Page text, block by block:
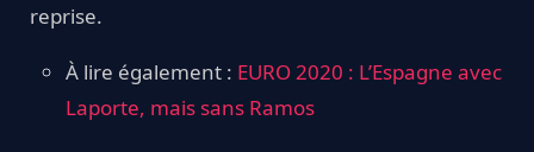
reprise.
À lire également : EURO 2020 : L’Espagne avec
Laporte, mais sans Ramos